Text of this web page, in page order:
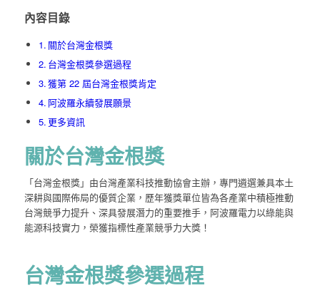
內容目錄
關於台灣金根獎
台灣金根獎參選過程
獲第 22 屆台灣金根獎肯定
阿波羅永續發展願景
更多資訊
關於台灣金根獎
「台灣金根獎」由台灣產業科技推動協會主辦， 專門遴選兼具本土
深耕與國際佈局的優質企業，歷年獲獎單位皆為各產業中積極推動
台灣競爭力提升、深具發展潛力的重要推手，阿波羅電力以綠能與
能源科技實力，榮獲指標性產業競爭力大獎！
台灣金根獎參選過程